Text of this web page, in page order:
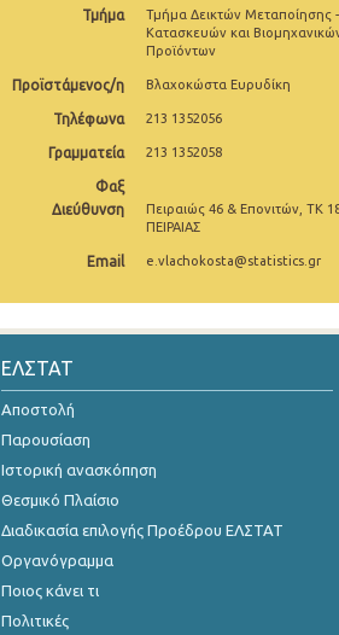
Ιουνίου 2025
Μαΐου 2025
Απριλίου 2025
Φεβρουαρίου 2025
Ιανουαρίου 2025
Δεκεμβρίου 2024
Οκτωβρίου 2024
Σεπτεμβρίου 2024
Αυγούστου 2024
Ιουνίου 2024
Απριλίου 2024
Τμήμα
Τμήμα Δεικτών Μεταποίησης -
Κατασκευών και
Προϊόντων
Προϊστάμενος/η Βλαχοκώστα Ευρυδίκη
Τηλέφωνα 213 1352056
Γραμματεία 213 1352058
Φαξ
Διεύθυνση
Πειραιώς 46 & Επονιτών, ΤΚ
ΠΕΙΡΑΙΑΣ
Email e.vlachokosta@statistics.gr
ΕΛΣΤΑΤ
Αποστολή
Παρουσίαση
Ιστορική ανασκόπηση
Θεσμικό Πλαίσιο
Διαδικασία επιλογής Προέδρου ΕΛΣΤΑΤ
Οργανόγραμμα
Ποιος κάνει τι
Πολιτικές